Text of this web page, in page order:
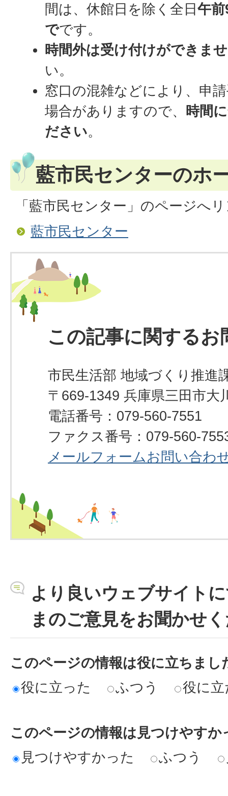
間は、休館日を除く全日午
でです。
時間外は受け付けができま
い。
窓口の混雑などにより、申
場合がありますので、
時間
ださい。
藍市民センターのホ
「藍市民センター」のページへ
藍市民センター
この記事に関するお
市民生活部 地域づくり推進
〒669-1349 兵庫県三田市大
電話番号：079-560-7551
ファクス番号：079-560-
メールフォームお問い合わ
より良いウェブサイト
まのご意見をお聞かせ
このページの情報は役に立ちまし
役に立った
ふつう 役に
このページの情報は見つけやすか
見つけやすかった
ふつう